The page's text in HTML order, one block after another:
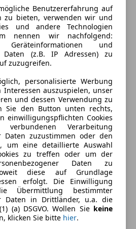
Strom
3,40 l/100 km (komb.)
76 g/km (komb.)
Benutzererfahrung auf
zu bieten, verwenden wir und
und andere Technologien
nennen wir nachfolgend:
und
Daten (z.B. IP Adressen) zu
zuzugreifen.
personalisierte Werbung
auszuspielen, unser
und dessen Verwendung zu
Sie den Button unten rechts,
einwilligungspflichten Cookies
Verarbeitung
Daten zuzustimmen oder den
um eine detaillierte Auswahl
zu treffen oder um der
Daten zu
diese auf Grundlage
erfolgt. Die Einwilligung
Übermittlung bestimmter
Daten in Drittländer, u.a. die
(a) DSGVO. Wollen Sie keine
klicken Sie bitte hier.